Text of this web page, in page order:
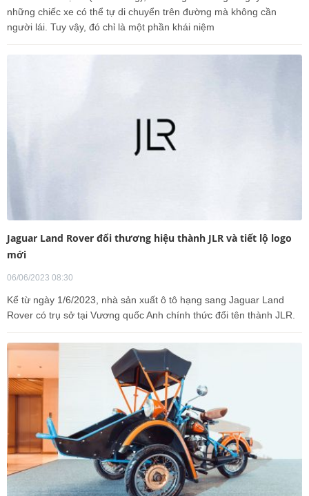
những chiếc xe có thể tự di chuyển trên đường mà không cần
người lái. Tuy vậy, đó chỉ là một phần khái niệm
Jaguar Land Rover đổi thương hiệu thành JLR và tiết lộ logo
mới
06/06/2023 08:30
Kể từ ngày 1/6/2023, nhà sản xuất ô tô hạng sang Jaguar Land
Rover có trụ sở tại Vương quốc Anh chính thức đổi tên thành JLR.